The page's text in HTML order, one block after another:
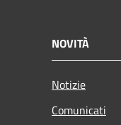
NOVITÀ
Notizie
Comunicati